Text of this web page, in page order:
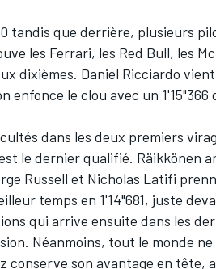
tandis que derrière, plusieurs
les Ferrari, les Red Bull, les
dixièmes. Daniel Ricciardo
enfonce le clou avec un
dans les deux premiers
le dernier qualifié. Räikkönen
Russell et Nicholas Latifi
temps en 1'14"681, juste
qui arrive ensuite dans les
Néanmoins, tout le monde ne
conserve son avantage en tête,